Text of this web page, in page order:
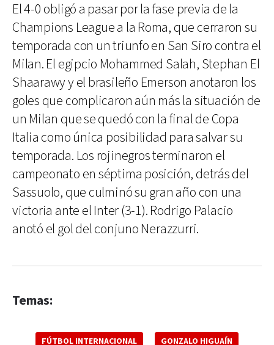
El 4-0 obligó a pasar por la fase previa de la
Champions League a la Roma, que cerraron su
temporada con un triunfo en San Siro contra el
Milan. El egipcio Mohammed Salah, Stephan El
Shaarawy y el brasileño Emerson anotaron los
goles que complicaron aún más la situación de
un Milan que se quedó con la final de Copa
Italia como única posibilidad para salvar su
temporada. Los rojinegros terminaron el
campeonato en séptima posición, detrás del
Sassuolo, que culminó su gran año con una
victoria ante el Inter (3-1). Rodrigo Palacio
anotó el gol del conjuno Nerazzurri.
Temas:
FÚTBOL INTERNACIONAL GONZALO HIGUAÍN